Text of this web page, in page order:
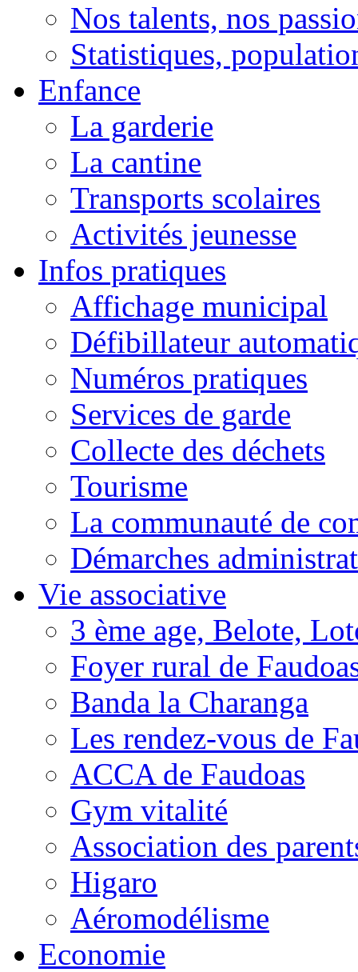
Nos talents, nos
Statistiques,
Enfance
La garderie
La cantine
Transports scolaires
Activités jeunesse
Infos pratiques
Affichage municipal
Défibillateur
Numéros pratiques
Services de garde
Collecte des déchets
Tourisme
La communauté de
Démarches
Vie associative
3 ème age, Belote,
Foyer rural de
Banda la Charanga
Les rendez-vous de
ACCA de Faudoas
Gym vitalité
Association des
Higaro
Aéromodélisme
Economie